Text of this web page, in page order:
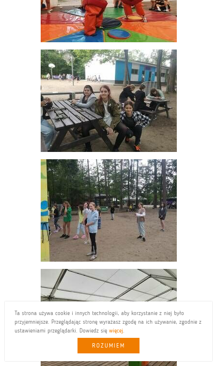
Ta strona używa cookie i innych technologii, aby korzystanie z niej było
przyjemniejsze. Przeglądając stronę wyrażasz zgodę na ich używanie, zgodnie z
ustawieniami przeglądarki. Dowiedz się więcej.
ROZUMIEM